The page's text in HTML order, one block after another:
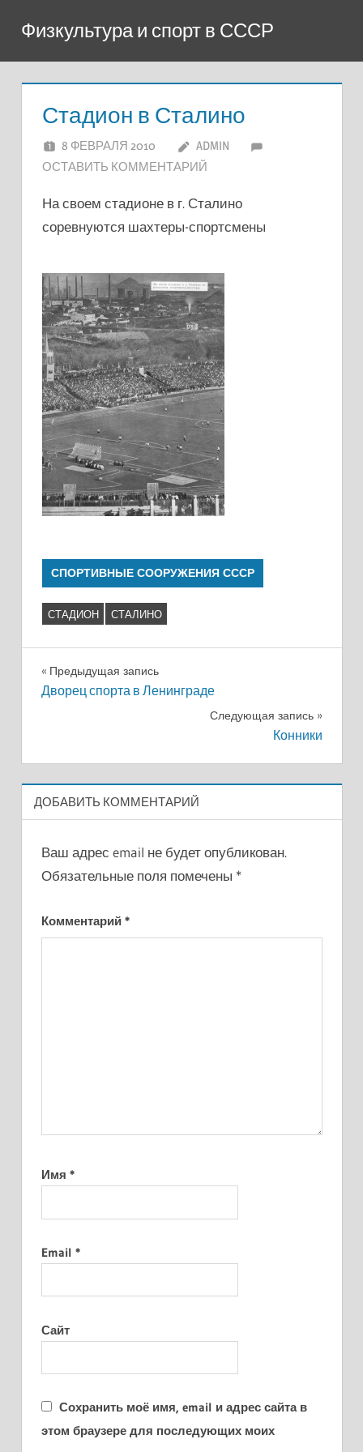
содержимому
Физкультура и спорт в СССР
Стадион в Сталино
8 ФЕВРАЛЯ 2010
ADMIN
ОСТАВИТЬ КОММЕНТАРИЙ
На своем стадионе в г. Сталино
соревнуются шахтеры-спортсмены
СПОРТИВНЫЕ СООРУЖЕНИЯ СССР
СТАДИОН СТАЛИНО
Навигация
по
Предыдущая запись
Дворец спорта в Ленинграде
Следующая запись
Конники
ДОБАВИТЬ КОММЕНТАРИЙ
Ваш адрес email не будет опубликован.
Обязательные поля помечены *
Комментарий *
Имя *
Email *
Сайт
Сохранить моё имя, email и адрес сайта в
этом браузере для последующих моих